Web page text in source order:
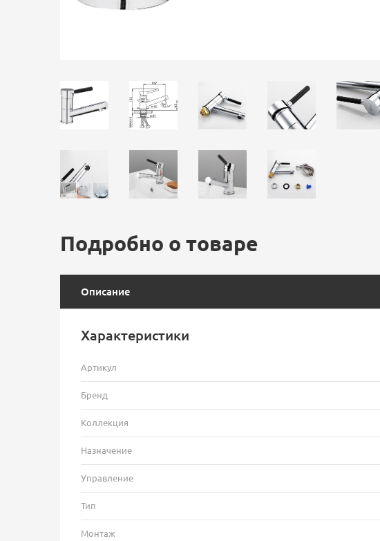
Подробно о товаре
Описание
Характеристики
Артикул
Бренд
Коллекция
Назначение
Управление
Тип
Монтаж